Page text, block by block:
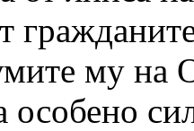
му на
особено